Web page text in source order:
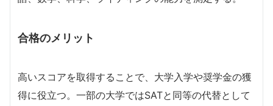
合格のメリット
高いスコアを取得することで、大学入学や奨学金の獲
得に役立つ。一部の大学ではSATと同等の代替として